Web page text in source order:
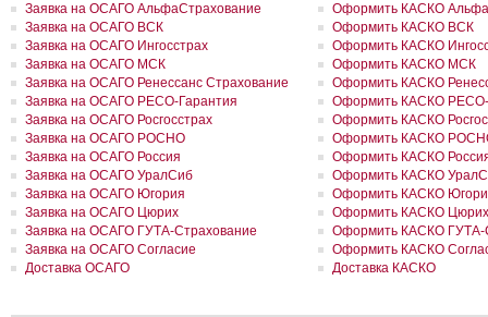
РОСГОССТРАХ в новом учебном году продолжает
программу «Вектор взлета»
РОСГОССТРАХ в Удмуртии застраховал сельхозпроизводителей
около 200 млн рублей
РОСГОССТРАХ в Воронежской области застраховал самолеты
авиакомпании «Полет» на 8,8 млн долларов
РОСГОССТРАХ в Ленинградской области принял более 200
возмещение ущерба, причиненного июльским ураганом
РОСГОССТРАХ в Свердловской области застраховал дом на
41 млн рублей
РОСГОССТРАХ застрахует по ОСАГО автотранспорт МВД
Республики
РОСГОССТРАХ в Москве и Московской области застраховал 2
сумму 26,2 млн рублей
РОСГОССТРАХ урегулировал более трех четвертей убытков,
причиненных природными пожарами
РОСГОССТРАХ урегулировал более трех четвертей убытков,
Заявка на ОСАГО АльфаСтрахование
Заявка на ОСАГО ВСК
Заявка на ОСАГО Ингосстрах
Заявка на ОСАГО МСК
Заявка на ОСАГО Ренессанс Страхование
Заявка на ОСАГО РЕСО-Гарантия
Заявка на ОСАГО Росгосстрах
Заявка на ОСАГО РОСНО
Заявка на ОСАГО Россия
Заявка на ОСАГО УралСиб
Заявка на ОСАГО Югория
Заявка на ОСАГО Цюрих
Заявка на ОСАГО ГУТА-Страхование
Заявка на ОСАГО Согласие
Доставка ОСАГО
Оформить КАСКО
Оформить КАСКО ВСК
Оформить КАСКО
Оформить КАСКО МСК
Оформить КАСКО
Оформить КАСКО РЕСО-
Оформить КАСКО
Оформить КАСКО
Оформить КАСКО
Оформить КАСКО
Оформить КАСКО
Оформить КАСКО Цюрих
Оформить КАСКО ГУТА-
Оформить КАСКО
Доставка КАСКО